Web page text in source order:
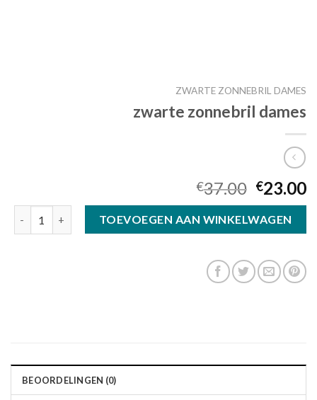
ZWARTE ZONNEBRIL DAMES
zwarte zonnebril dames
€37.00 €23.00
zwarte zonnebril dames aantalTOEVOEGEN AAN WINKELWAGEN
BEOORDELINGEN (0)